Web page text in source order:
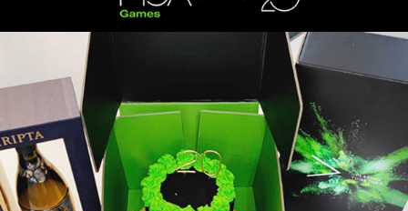
MGA Games – Brinda con nosotros
Estratègia de marketing i branding